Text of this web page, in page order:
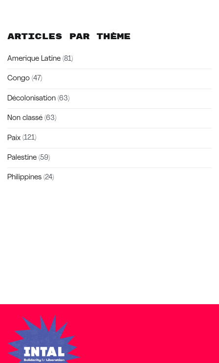
Articles par thème
Amerique Latine (81)
Congo (47)
Décolonisation (63)
Non classé (63)
Paix (121)
Palestine (59)
Philippines (24)